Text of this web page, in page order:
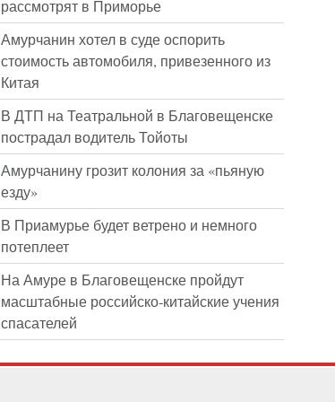
рассмотрят в Приморье
Амурчанин хотел в суде оспорить
стоимость автомобиля, привезенного из
Китая
В ДТП на Театральной в Благовещенске
пострадал водитель Тойоты
Амурчанину грозит колония за «пьяную
езду»
В Приамурье будет ветрено и немного
потеплеет
На Амуре в Благовещенске пройдут
масштабные российско-китайские учения
спасателей